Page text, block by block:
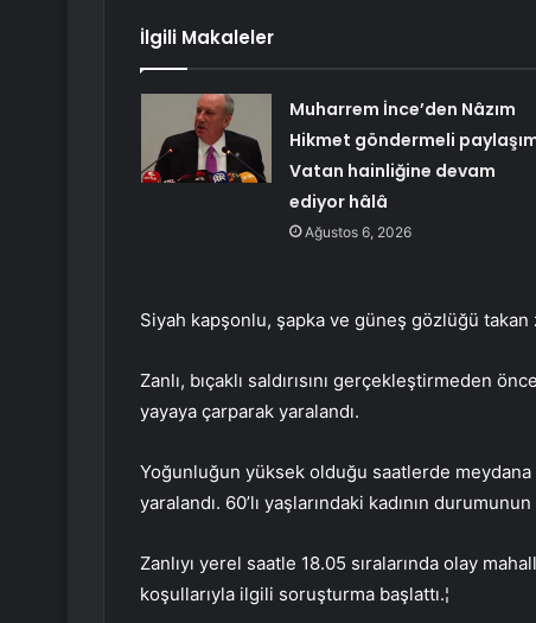
İlgili Makaleler
Muharrem İnce’den Nâzım
Hikmet göndermeli
Vatan hainliğine devam
ediyor hâlâ
Ağustos 6, 2026
Siyah kapşonlu, şapka ve güneş gözlüğü takan
Zanlı, bıçaklı saldırısını gerçekleştirmeden
yayaya çarparak yaralandı.
Yoğunluğun yüksek olduğu saatlerde meydana
yaralandı. 60’lı yaşlarındaki kadının
Zanlıyı yerel saatle 18.05 sıralarında olay
koşullarıyla ilgili soruşturma başlattı.¦